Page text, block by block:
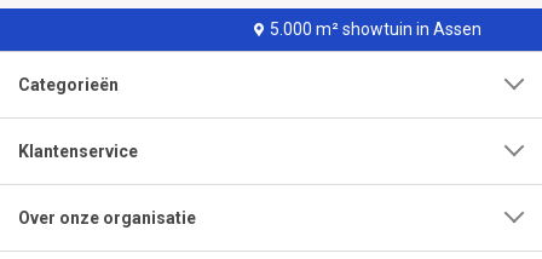
5.000 m² showtuin in Assen
Categorieën
Klantenservice
Over onze organisatie